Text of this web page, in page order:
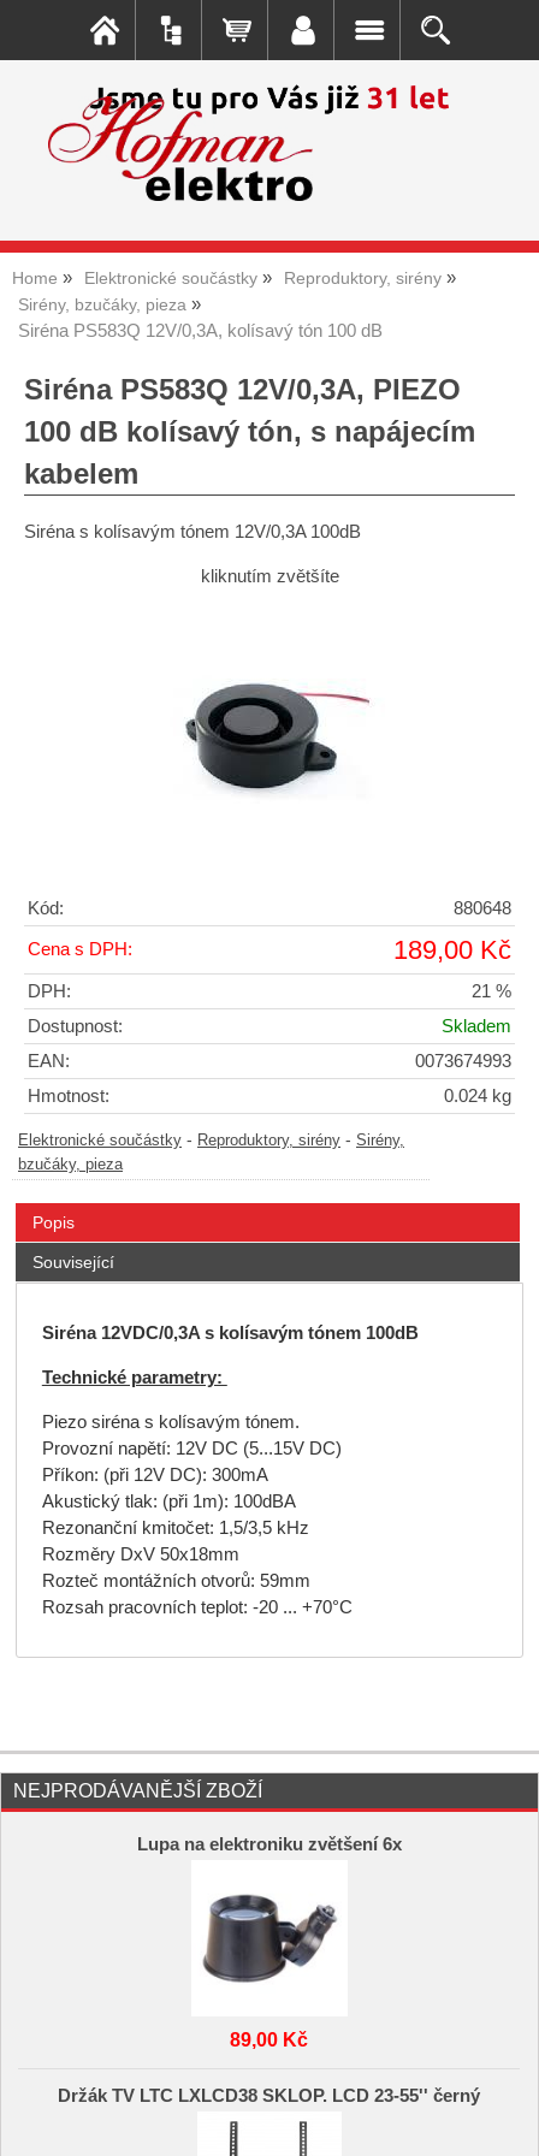
Home Elektronické součástky
Reproduktory, sirény
Sirény, bzučáky, pieza
Siréna PS583Q 12V/0,3A, kolísavý tón 100 dB
Siréna PS583Q 12V/0,3A, PIEZO
100 dB kolísavý tón, s napájecím
kabelem
Siréna s kolísavým tónem 12V/0,3A 100dB
kliknutím zvětšíte
Kód: 880648
Cena s DPH: 189,00 Kč
DPH:
21 %
Dostupnost:
Skladem
EAN:
0073674993
Hmotnost:
0.024 kg
Elektronické součástky - Reproduktory, sirény - Sirény,
bzučáky, pieza
Popis
Související
Siréna 12VDC/0,3A s kolísavým tónem 100dB
Technické parametry:
Piezo siréna s kolísavým tónem.
Provozní napětí: 12V DC (5...15V DC)
Příkon: (při 12V DC): 300mA
Akustický tlak: (při 1m): 100dBA
Rezonanční kmitočet: 1,5/3,5 kHz
Rozměry DxV 50x18mm
Rozteč montážních otvorů: 59mm
Rozsah pracovních teplot: -20 ... +70°C
NEJPRODÁVANĚJŠÍ ZBOŽÍ
Lupa na elektroniku zvětšení 6x
89,00 Kč
Držák TV LTC LXLCD38 SKLOP. LCD 23-55'' černý